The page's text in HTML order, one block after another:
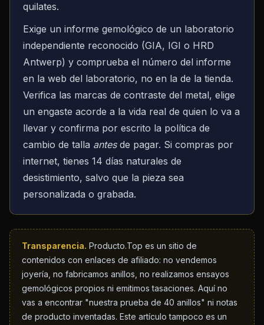
quilates.
Exige un informe gemológico de un laboratorio
independiente reconocido (GIA, IGI o HRD
Antwerp) y comprueba el número del informe
en la web del laboratorio, no en la de la tienda.
Verifica las marcas de contraste del metal, elige
un engaste acorde a la vida real de quien lo va a
llevar y confirma por escrito la política de
cambio de talla antesde pagar. Si compras por
internet, tienes 14 días naturales de
desistimiento, salvo que la pieza sea
personalizada o grabada.
Transparencia. Producto.Top es un sitio de
contenidos con enlaces de afiliado: no vendemos
joyería, no fabricamos anillos, no realizamos ensayos
gemológicos propios ni emitimos tasaciones. Aquí no
vas a encontrar "nuestra prueba de 40 anillos" ni notas
de producto inventadas. Este artículo tampoco es un